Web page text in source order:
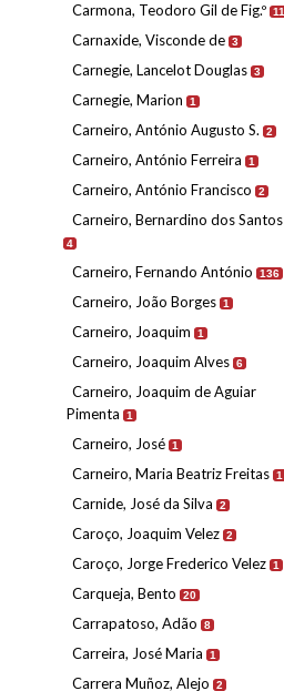
Carmona, Teodoro Gil de Fig.º 11
Carnaxide, Visconde de 3
Carnegie, Lancelot Douglas 3
Carnegie, Marion 1
Carneiro, António Augusto S. 2
Carneiro, António Ferreira 1
Carneiro, António Francisco 2
Carneiro, Bernardino dos Santos
4
Carneiro, Fernando António 136
Carneiro, João Borges 1
Carneiro, Joaquim 1
Carneiro, Joaquim Alves 6
Carneiro, Joaquim de Aguiar
Pimenta
1
Carneiro, José 1
Carneiro, Maria Beatriz Freitas 1
Carnide, José da Silva 2
Caroço, Joaquim Velez 2
Caroço, Jorge Frederico Velez 1
Carqueja, Bento 20
Carrapatoso, Adão 8
Carreira, José Maria 1
Carrera Muñoz, Alejo 2